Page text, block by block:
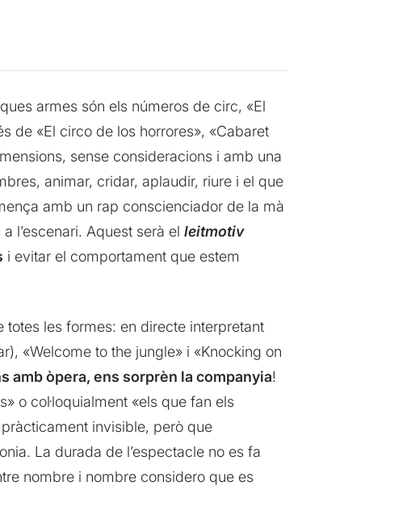
armes són els números de circ, «El
de «El circo de los horrores», «Cabaret
sense consideracions i amb una
animar, cridar, aplaudir, riure i el que
amb un rap conscienciador de la mà
l’escenari. Aquest serà el leitmotiv
i evitar el comportament que estem
les formes: en directe interpretant
«Welcome to the jungle» i «Knocking on
amb òpera, ens sorprèn la companyia!
o col·loquialment «els que fan els
invisible, però que
La durada de l’espectacle no es fa
nombre i nombre considero que es